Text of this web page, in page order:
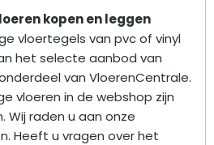
kopen en leggen
vloertegels van pvc of vinyl
het selecte aanbod van
van VloerenCentrale.
vloeren in de webshop zijn
Wij raden u aan onze
Heeft u vragen over het